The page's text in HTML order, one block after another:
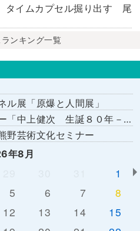
タイムカプセル掘り出す 尾
ンキング一覧
ル展「原爆と人間展」
生誕８０年－時代へのまなざし－」
野芸術文化セミナー
年8月
1
5 6 7
8
12 13 14
15